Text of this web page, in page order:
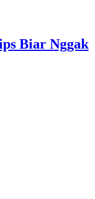
Biar Nggak